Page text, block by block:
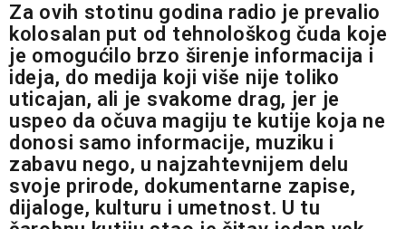
Za ovih stotinu godina radio je prevalio
kolosalan put od tehnološkog čuda koje
je omogućilo brzo širenje informacija i
ideja, do medija koji više nije toliko
uticajan, ali je svakome drag, jer je
uspeo da očuva magiju te kutije koja ne
donosi samo informacije, muziku i
zabavu nego, u najzahtevnijem delu
svoje prirode, dokumentarne zapise,
dijaloge, kulturu i umetnost. U tu